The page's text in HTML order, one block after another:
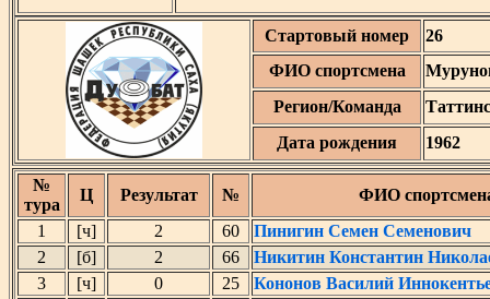
Стартовый номер
26
ФИО спортсмена
Регион/Команда
Дата рождения
1962
№
тура
Ц Результат №
ФИО
1
[ч] 2 60
Пинигин Семен Семенович
2
[б] 2 66
Никитин Константин
3
[ч] 0 25
Кононов Василий